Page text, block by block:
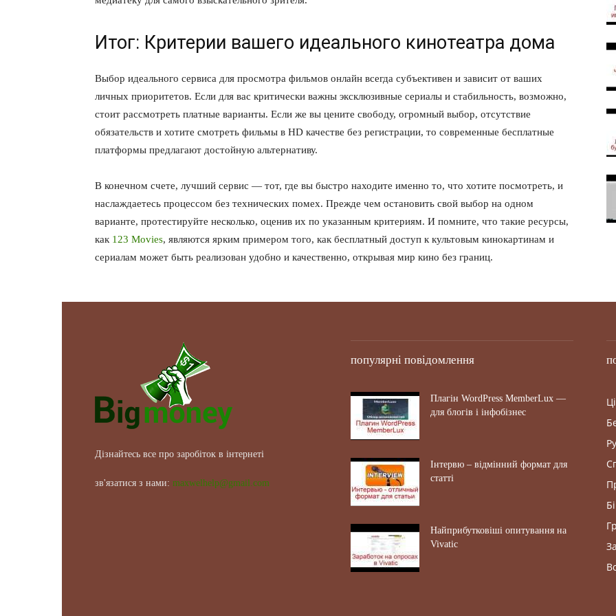
Итог: Критерии вашего идеального кинотеатра дома
Выбор идеального сервиса для просмотра фильмов онлайн всегда субъективен и зависит от ваших
личных приоритетов. Если для вас критически важны эксклюзивные сериалы и стабильность, возможно,
стоит рассмотреть платные варианты. Если же вы цените свободу, огромный выбор, отсутствие
обязательств и хотите смотреть фильмы в HD качестве без регистрации, то современные бесплатные
платформы предлагают достойную альтернативу.
В конечном счете, лучший сервис — тот, где вы быстро находите именно то, что хотите посмотреть, и
наслаждаетесь процессом без технических помех. Прежде чем остановить свой выбор на одном
варианте, протестируйте несколько, оценив их по указанным критериям. И помните, что такие ресурсы,
как 123 Movies, являются ярким примером того, как бесплатный доступ к культовым кинокартинам и
сериалам может быть реализован удобно и качественно, открывая мир кино без границ.
Дізнайтесь все про заробіток в інтернеті
зв'язатися з нами: maxwelhelp@gmail.com
популярні повідомлення
Плагін WordPress MemberLux —
для блогів і інфобізнес
Інтервю – відмінний формат для
статті
Найприбутковіші опитування на
Vivatic